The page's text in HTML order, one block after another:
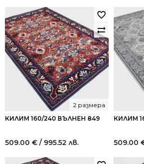
КИЛИМ 160/240 ВЪЛНЕН 849
2 размера
509.00 € / 995.52 лв.
КИЛИМ
509.00